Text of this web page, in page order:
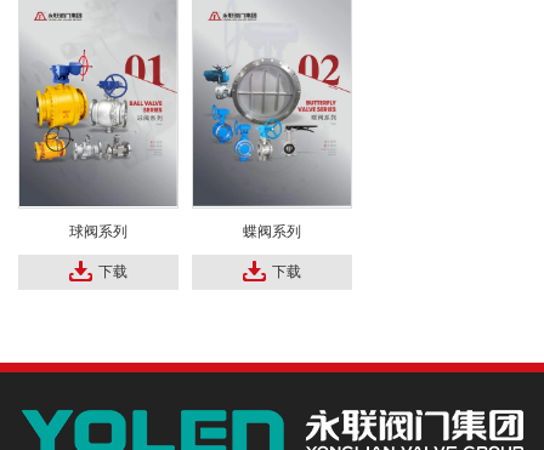
球阀系列
下载
蝶阀系列
下载